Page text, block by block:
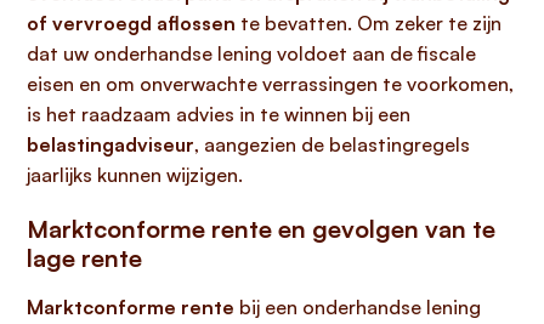
of vervroegd aflossen te bevatten. Om zeker te zijn
dat uw onderhandse lening voldoet aan de fiscale
eisen en om onverwachte verrassingen te voorkomen,
is het raadzaam advies in te winnen bij een
belastingadviseur, aangezien de belastingregels
jaarlijks kunnen wijzigen.
Marktconforme rente en gevolgen van te
lage rente
Marktconforme rente bij een onderhandse lening